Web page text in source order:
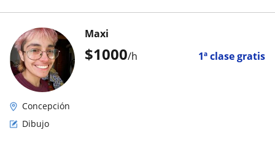
$1000/h 1ª clase gratis
Maxi
Concepción
Dibujo